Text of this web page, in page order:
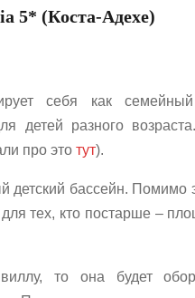
5* (Коста-Адехе)
себя как
детей разного
про это тут).
детский бассейн. Помимо
тех, кто постарше –
то она будет